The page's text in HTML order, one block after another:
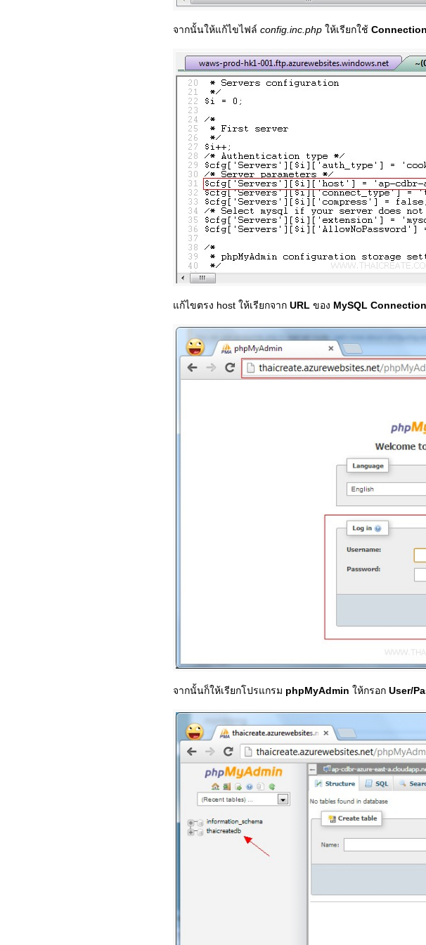
จากนั้นให้แก้ไขไฟล์ config.inc.php ให้เรียกใช้
แก้ไขตรง host ให้เรียกจาก URL ของ MySQL
จากนั้นก็ให้เรียกโปรแกรม phpMyAdmin ให้กรอก User/